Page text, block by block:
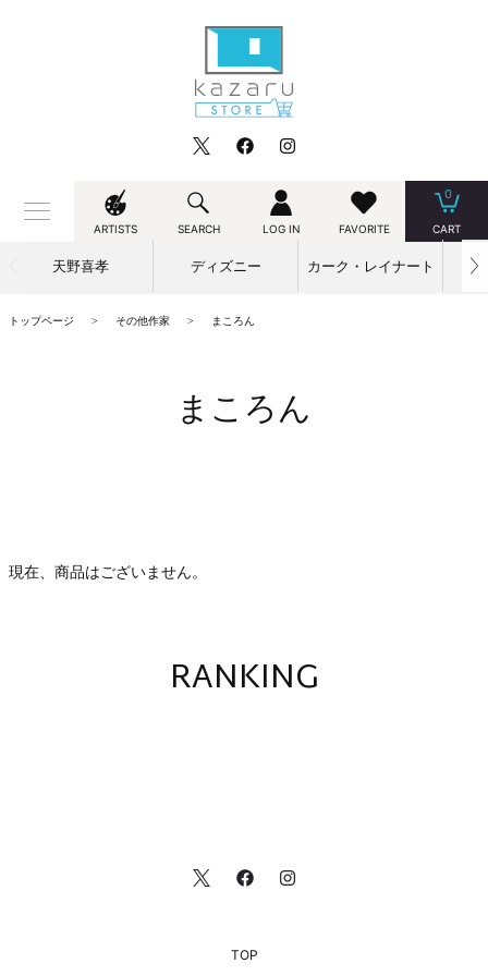
ARTISTS SEARCH LOG IN FAVORITE
0
CART
天野喜孝 ディズニー カーク・レイナート
トップページ その他作家 まころん
まころん
現在、商品はございません。
RANKING
TOP